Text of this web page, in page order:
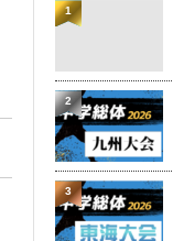
1
2
3